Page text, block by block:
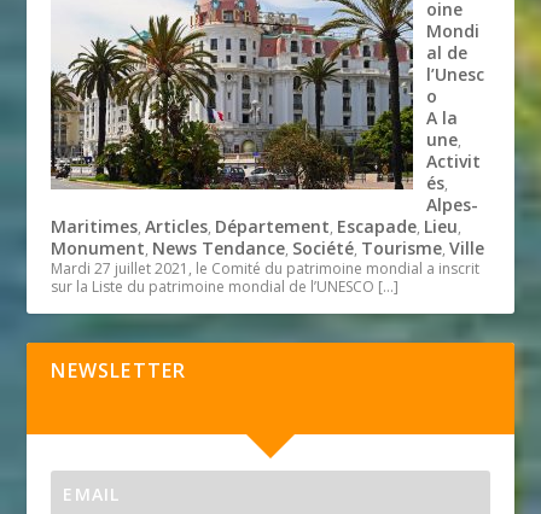
oine
Mondi
al de
l’Unesc
o
A la
une,
Activit
és,
Alpes-
Maritimes,Articles, Département, Escapade, Lieu,
Monument, News Tendance, Société, Tourisme,Ville
Mardi 27 juillet 2021, le Comité du patrimoine mondial a inscrit
sur la Liste du patrimoine mondial de l’UNESCO […]
NEWSLETTER